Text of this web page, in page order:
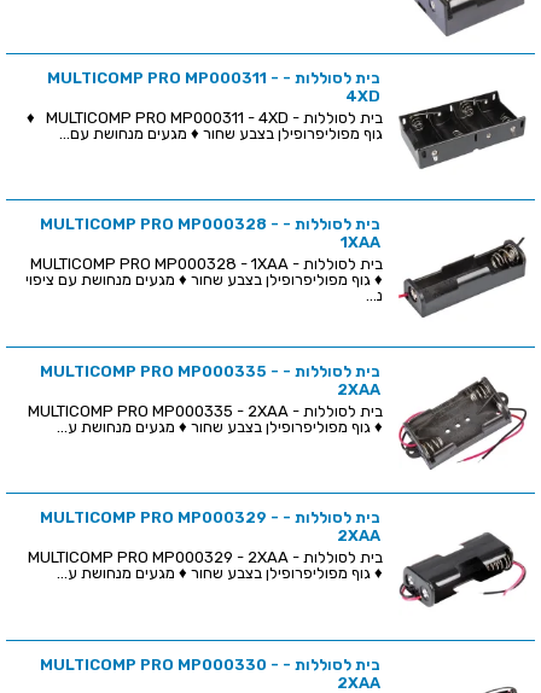
בית לסוללות - MULTICOMP PRO MP000311 -
4XD
בית לסוללות - MULTICOMP PRO MP000311 - 4XD ♦
גוף מפוליפרופילן בצבע שחור ♦ מגעים מנחושת עם...
בית לסוללות - MULTICOMP PRO MP000328 -
1XAA
♦ גוף מפוליפרופילן בצבע שחור ♦ מגעים מנחושת עם ציפוי
נ...
בית לסוללות - MULTICOMP PRO MP000335 -
2XAA
♦ גוף מפוליפרופילן בצבע שחור ♦ מגעים מנחושת ע...
בית לסוללות - MULTICOMP PRO MP000329 -
2XAA
♦ גוף מפוליפרופילן בצבע שחור ♦ מגעים מנחושת ע...
בית לסוללות - MULTICOMP PRO MP000330 -
2XAA